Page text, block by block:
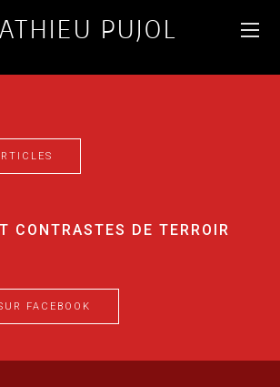
PUJOL
FR
CONTRASTES DE TERROIR
FACEBOOK